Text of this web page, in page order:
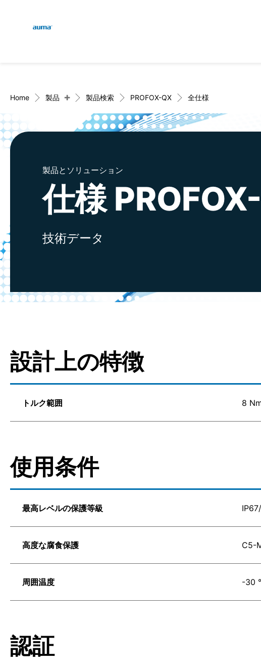
ヨーロッパ
アジア・太平洋地域
Home 製品 + 製品検索 PROFOX-QX 全仕様
製品とソリューション
仕様
技術データ
設計上の特徴
トルク範囲 8
使用条件
最高レベルの保護等級
高度な腐食保護 C5-
周囲温度 -30
認証